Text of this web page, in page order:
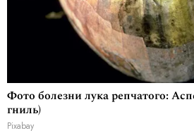
Фото болезни лука репчатого:
гниль)
Pixabay